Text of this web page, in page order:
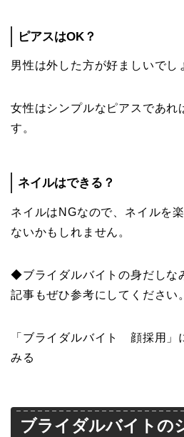
ピアスはOK？
男性は外した方が好ましいでし
女性はシンプルなピアスであれ
す。
ネイルはできる？
ネイルはNGなので、ネイルを
ないかもしれません。
◆ブライダルバイトの身だしな
記事もぜひ参考にしてください。
「ブライダルバイト 顔採用」
みる
ブライダルバイトの